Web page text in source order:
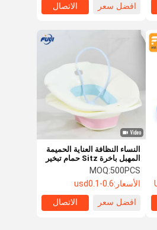
أشرطة فيديو معلومات عنا
أخبار
افضل سعر الاتصال
النساء النظافة العناية الحميمة
المهبل باخرة Sitz حمام تبخير
البراز يوني مقعد البخار
المطاط شفط لمبة حقنة
MOQ:500PCS
الأسعار:usd0.1-0.6
افضل سعر
الاتصال